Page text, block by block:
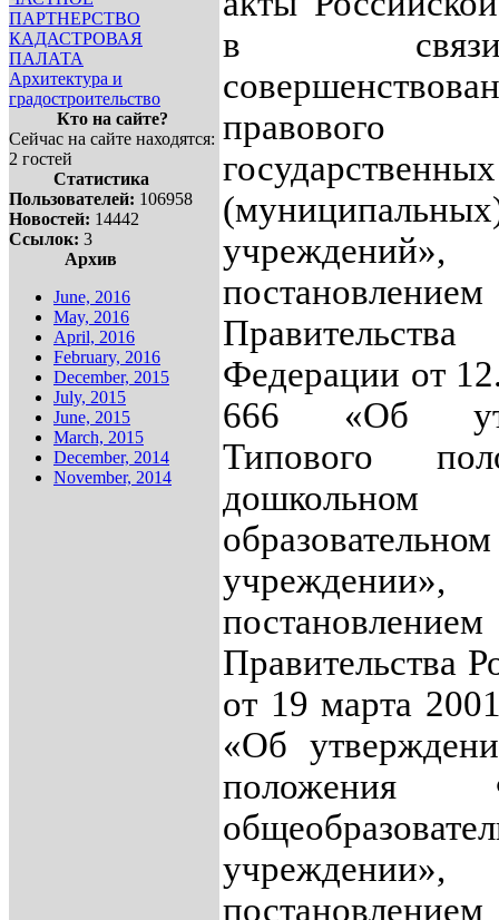
ПАРТНЕРСТВО
КАДАСТРОВАЯ
ПАЛАТА
Архитектура и
градостроительство
Кто на сайте?
Сейчас на сайте находятся:
2 гостей
Статистика
Пользователей: 106958
Новостей: 14442
Ссылок: 3
Архив
June, 2016
May, 2016
April, 2016
February, 2016
December, 2015
July, 2015
June, 2015
March, 2015
December, 2014
November, 2014
в
правового
государственных
учреждений»,
постановлением
Правительства
Федерации от
666 «Об
Типового
дошкольном
образовательном
постановлением
Правительства
от 19 марта
«Об
положения
учреждении»,
постановлением